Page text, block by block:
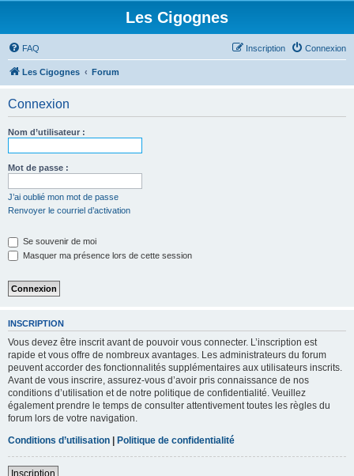
Les Cigognes
FAQ Connexion
Inscription
Les Cigognes Forum
Connexion
Nom d’utilisateur :
Mot de passe :
J’ai oublié mon mot de passe
Renvoyer le courriel d’activation
Se souvenir de moi
Masquer ma présence lors de cette session
INSCRIPTION
Vous devez être inscrit avant de pouvoir vous connecter. L’inscription est
rapide et vous offre de nombreux avantages. Les administrateurs du forum
peuvent accorder des fonctionnalités supplémentaires aux utilisateurs inscrits.
Avant de vous inscrire, assurez-vous d’avoir pris connaissance de nos
conditions d’utilisation et de notre politique de confidentialité. Veuillez
également prendre le temps de consulter attentivement toutes les règles du
forum lors de votre navigation.
Conditions d’utilisation | Politique de confidentialité
Inscription